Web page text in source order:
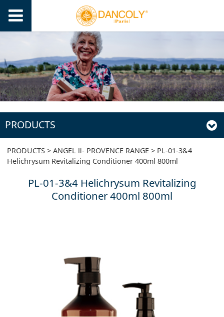
PRODUCTS
PL-01-3&4
Helichrysum
PRODUCTS >ANGEL Ⅱ- PROVENCE RANGE > PL-01-3&4
Helichrysum Revitalizing Conditioner 400ml 800ml
PL-01-3&4 Helichrysum Revitalizing
Conditioner 400ml 800ml